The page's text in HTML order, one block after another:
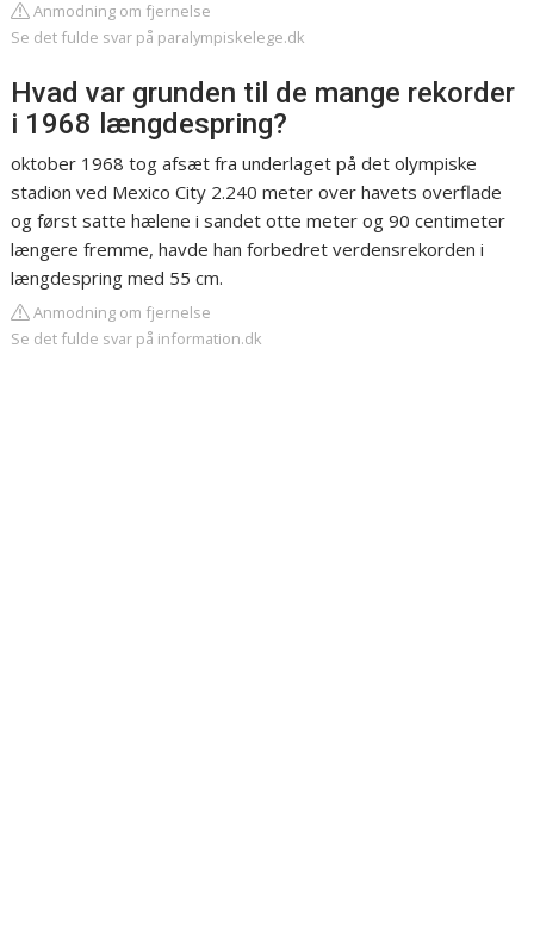
Anmodning om fjernelse
Se det fulde svar på paralympiskelege.dk
Hvad var grunden til de mange rekorder
i 1968 længdespring?
oktober 1968 tog afsæt fra underlaget på det olympiske
stadion ved Mexico City 2.240 meter over havets overflade
og først satte hælene i sandet otte meter og 90 centimeter
længere fremme, havde han forbedret verdensrekorden i
længdespring med 55 cm.
Anmodning om fjernelse
Se det fulde svar på information.dk